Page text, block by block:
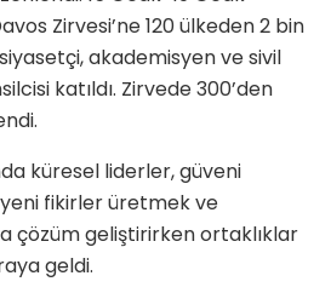
Zirvesi’ne 120 ülkeden 2 bin
siyasetçi, akademisyen ve sivil
katıldı. Zirvede 300’den
küresel liderler, güveni
fikirler üretmek ve
çözüm geliştirirken ortaklıklar
geldi.